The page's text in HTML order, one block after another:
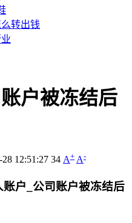
转出钱
户被冻结后
28 12:51:27 34 A+ A-
户_公司账户被冻结后